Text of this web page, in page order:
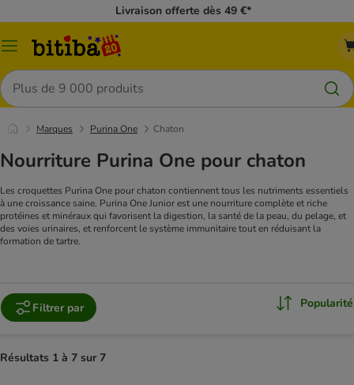
Livraison offerte dès 49 €*
Menu
Rechercher
Marques Purina One Chaton
Nourriture Purina One pour chaton
Les croquettes Purina One pour chaton contiennent tous les nutriments essentiels
à une croissance saine. Purina One Junior est une nourriture complète et riche
protéines et minéraux qui favorisent la digestion, la santé de la peau, du pelage, et
des voies urinaires, et renforcent le système immunitaire tout en réduisant la
formation de tartre.
Filtrer par Popularité
Résultats 1 à 7 sur 7